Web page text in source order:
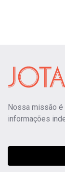
Nossa missão
informações